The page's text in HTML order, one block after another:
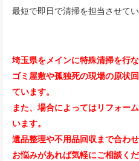
最短で即日で清掃を担当させてい
埼玉県をメインに特殊清掃を行
ゴミ屋敷や孤独死の現場の原状
ています。
また、場合によってはリフォー
います。
遺品整理や不用品回収まで合わ
お悩みがあれば気軽にご相談く